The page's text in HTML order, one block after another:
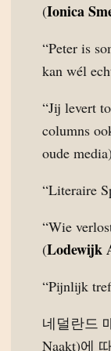
(Ionica
“Peter is
kan wél
“Jij levert
columns
oude
“Literaire
“Wie
(Lodewijk
“Pijnlijk
네덜란드
Naakt)에